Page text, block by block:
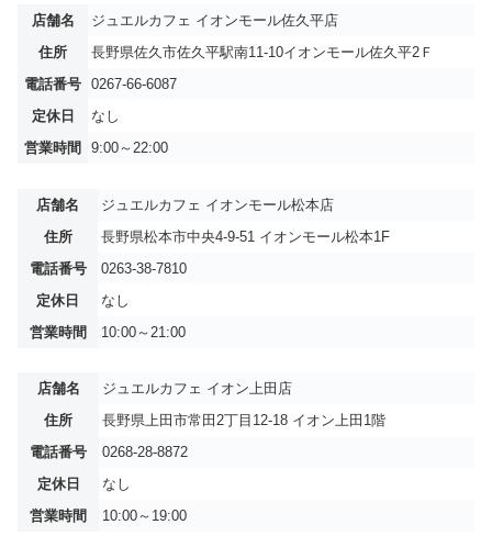
店舗名
ジュエルカフェ イオンモール佐久平店
住所
長野県佐久市佐久平駅南11-10イオンモール佐久平2Ｆ
電話番号 0267-66-6087
定休日
なし
営業時間
9:00～22:00
店舗名
ジュエルカフェ イオンモール松本店
住所
長野県松本市中央4-9-51 イオンモール松本1F
電話番号
0263-38-7810
定休日
なし
営業時間
10:00～21:00
店舗名
ジュエルカフェ イオン上田店
住所
長野県上田市常田2丁目12-18 イオン上田1階
電話番号
0268-28-8872
定休日
なし
営業時間
10:00～19:00